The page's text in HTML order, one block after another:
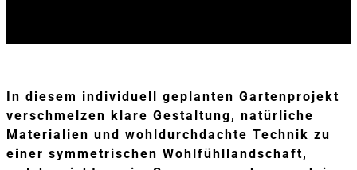
In diesem individuell geplanten Gartenprojekt
verschmelzen klare Gestaltung, natürliche
Materialien und wohldurchdachte Technik zu
einer symmetrischen Wohlfühllandschaft,